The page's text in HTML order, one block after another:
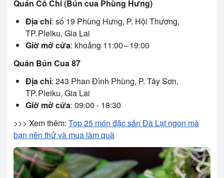
Quán Cô Chi (Bún cua Phùng Hưng)
Địa chỉ: số 19 Phùng Hưng, P. Hội Thương,
TP. Pleiku, Gia Lai
Giờ mở cửa: khoảng 11:00 – 19:00
Quán Bún Cua 87
Địa chỉ: 243 Phan Đình Phùng, P. Tây Sơn,
TP. Pleiku, Gia Lai
Giờ mở cửa: 09:00 - 18:30
>>> Xem thêm: Top 25 món đặc sản Đà Lạt ngon mà
bạn nên thử và mua làm quà